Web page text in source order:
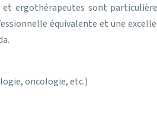
ergothérapeutes sont
équivalente et une
oncologie, etc.)